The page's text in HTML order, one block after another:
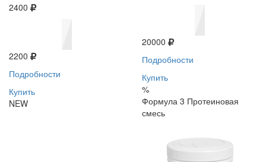
2400
2200
Подробности
Купить
NEW
20000
Подробности
Купить
%
Формула 3 Протеиновая
смесь